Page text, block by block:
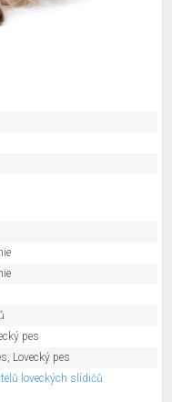
pes
Lovecký pes
loveckých slídičů